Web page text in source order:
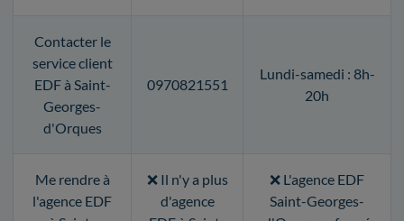
Contacter le
service client
EDF à Saint-
Georges-
d'Orques
0970821551
Lundi-samedi : 8h-
20h
Me rendre à
l'agence EDF
❌ Il n'y a plus
d'agence
❌ L'agence EDF
Saint-Georges-